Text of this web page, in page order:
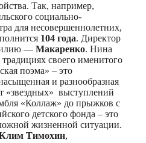
Так, например,
социально-
для несовершеннолетних,
104 года. Директор
— Макаренко. Нина
своего именитого
поэма» – это
и разнообразная
«звездных» выступлений
«Коллаж» до прыжков с
детского фонда – это
жизненной ситуации.
Тимохин,